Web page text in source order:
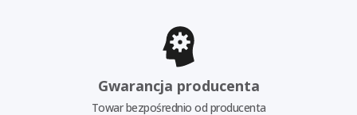
Gwarancja producenta
Towar bezpośrednio od producenta